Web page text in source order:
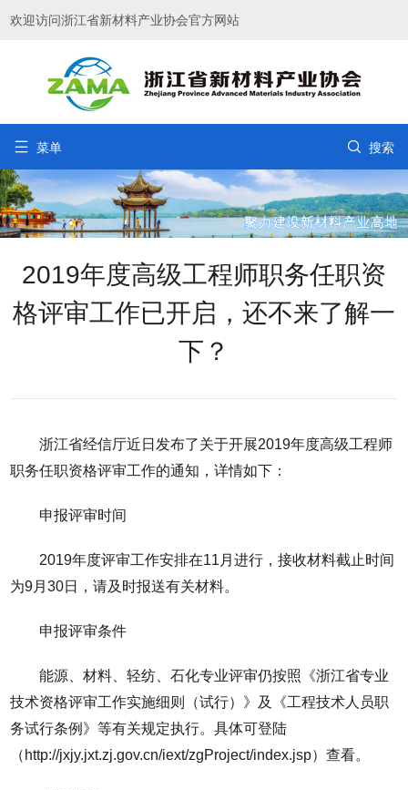
欢迎访问浙江省新材料产业协会官方网站
 菜单  搜索
2019年度高级工程师职务任职资
格评审工作已开启，还不来了解一
下？
浙江省经信厅近日发布了关于开展2019年度高级工程师
职务任职资格评审工作的通知，详情如下：
申报评审时间
2019年度评审工作安排在11月进行，接收材料截止时间
为9月30日，请及时报送有关材料。
申报评审条件
能源、材料、轻纺、石化专业评审仍按照《浙江省专业
技术资格评审工作实施细则（试行）》及《工程技术人员职
务试行条例》等有关规定执行。具体可登陆
（http://jxjy.jxt.zj.gov.cn/iext/zgProject/index.jsp）查看。